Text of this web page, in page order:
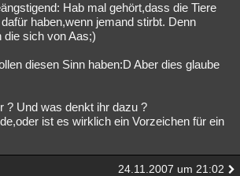
Verbesserungen Allmystery English
Alle Neue Geschlossen
Hab mal gehört,dass die Tiere
haben,wenn jemand stirbt. Denn
sich von Aas;)
diesen Sinn haben:D Aber dies glaube
? Und was denkt ihr dazu ?
ist es wirklich ein Vorzeichen für ein
24.11.2007 um 21:02